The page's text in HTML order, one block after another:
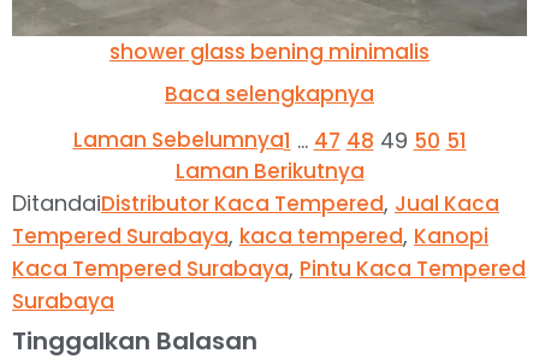
shower glass bening minimalis
Baca selengkapnya
Laman Sebelumnya1 … 47 48 49 50 51
Laman Berikutnya
DitandaiDistributor Kaca Tempered, Jual Kaca
Tempered Surabaya, kaca tempered, Kanopi
Kaca Tempered Surabaya, Pintu Kaca Tempered
Surabaya
Tinggalkan Balasan